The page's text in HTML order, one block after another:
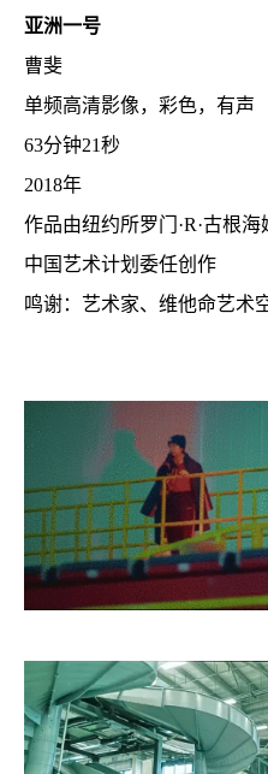
亚洲一号
曹斐
单频高清影像，彩色，有声
63分钟21秒
2018年
作品由纽约所罗门·R·古根
中国艺术计划委任创作
鸣谢：艺术家、维他命艺术